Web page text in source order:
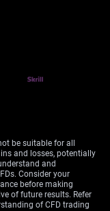
be suitable for all
and losses, potentially
and
Consider your
before making
of future results. Refer
of CFD trading